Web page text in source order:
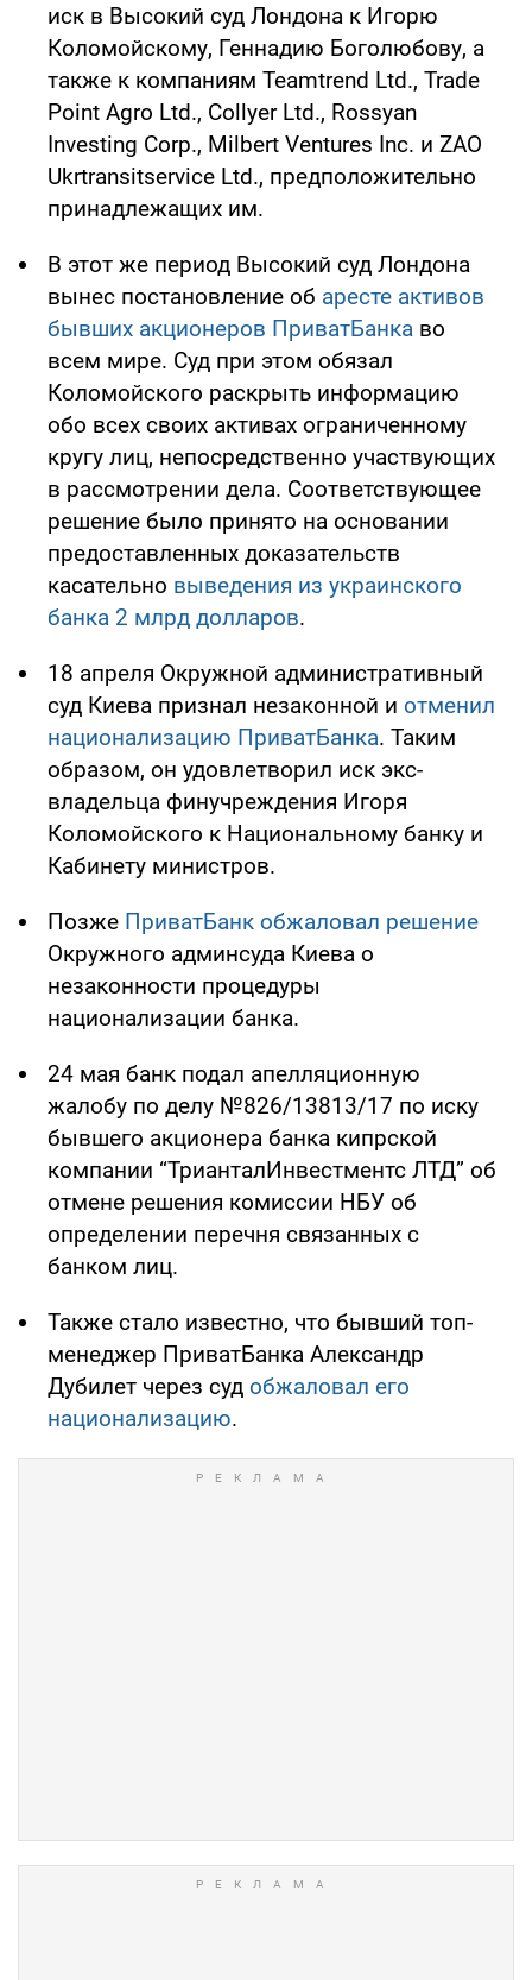
иск в Высокий суд Лондона к Игорю
Коломойскому, Геннадию Боголюбову, а
также к компаниям Teamtrend Ltd., Trade
Point Agro Ltd., Collyer Ltd., Rossyan
Investing Corp., Milbert Ventures Inc. и ZAO
Ukrtransitservice Ltd., предположительно
принадлежащих им.
В этот же период Высокий суд Лондона
вынес постановление об аресте активов
бывших акционеров ПриватБанка во
всем мире. Суд при этом обязал
Коломойского раскрыть информацию
обо всех своих активах ограниченному
кругу лиц, непосредственно участвующих
в рассмотрении дела. Соответствующее
решение было принято на основании
предоставленных доказательств
касательно выведения из украинского
банка 2 млрд долларов.
18 апреля Окружной административный
суд Киева признал незаконной и отменил
национализацию ПриватБанка. Таким
образом, он удовлетворил иск экс-
владельца финучреждения Игоря
Коломойского к Национальному банку и
Кабинету министров.
Позже ПриватБанк обжаловал решение
Окружного админсуда Киева о
незаконности процедуры
национализации банка.
24 мая банк подал апелляционную
жалобу по делу №826/13813/17 по иску
бывшего акционера банка кипрской
компании “ТрианталИнвестментс ЛТД” об
отмене решения комиссии НБУ об
определении перечня связанных с
банком лиц.
Также стало известно, что бывший топ-
менеджер ПриватБанка Александр
Дубилет через суд обжаловал его
национализацию.